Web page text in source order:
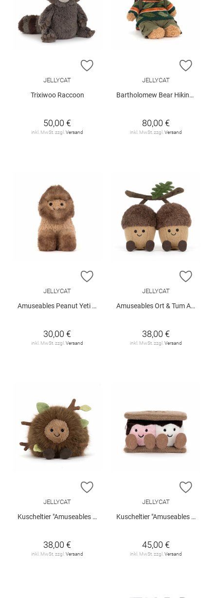
ZUR WUNSCHLISTE HINZUFÜGEN
JELLYCAT
Trixiwoo Raccoon
50,00 €
inkl. MwSt. zzgl.Versand
ZUR
JELLYCAT
Bartholomew Bear Hiking Outfit
80,00 €
inkl. MwSt. zzgl.Versand
ZUR WUNSCHLISTE HINZUFÜGEN
JELLYCAT
Amuseables Peanut Yeti Outfit
30,00 €
inkl. MwSt. zzgl.Versand
ZUR
JELLYCAT
Amuseables Ort & Tum Acorns
38,00 €
inkl. MwSt. zzgl.Versand
ZUR WUNSCHLISTE HINZUFÜGEN
JELLYCAT
Kuscheltier "Amuseables Mulshi Woodland Floor"
38,00 €
inkl. MwSt. zzgl. Versand
ZUR
JELLYCAT
Kuscheltier "Amuseables S'mores"
45,00 €
inkl. MwSt. zzgl. Versand